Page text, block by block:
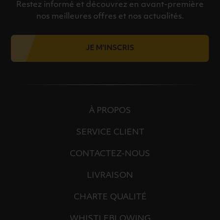
Restez informé et découvrez en avant-première
nos meilleures offres et nos actualités.
JE M'INSCRIS
À PROPOS
SERVICE CLIENT
CONTACTEZ-NOUS
LIVRAISON
CHARTE QUALITÉ